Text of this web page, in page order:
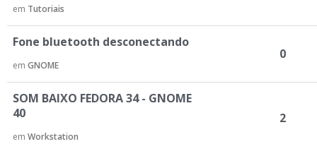
em Tutoriais
Fone bluetooth desconectando
em GNOME
0
SOM BAIXO FEDORA 34 - GNOME
40
em Workstation
2